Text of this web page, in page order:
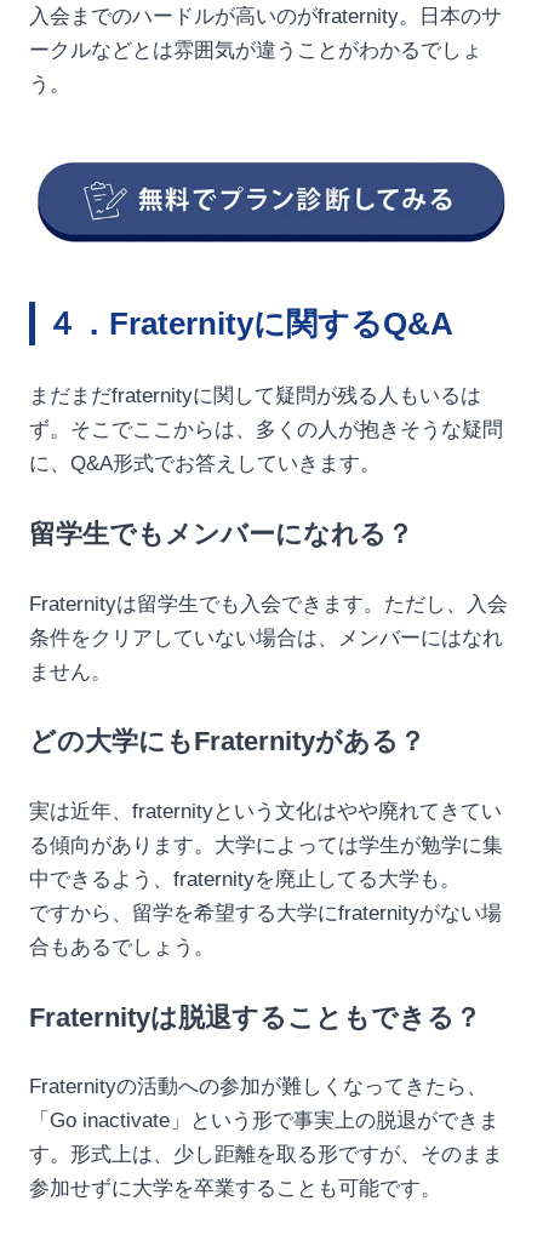
入会までのハードルが高いのがfraternity。日本のサ
ークルなどとは雰囲気が違うことがわかるでしょ
う。
４．Fraternityに関するQ&A
まだまだfraternityに関して疑問が残る人もいるは
ず。そこでここからは、多くの人が抱きそうな疑問
に、Q&A形式でお答えしていきます。
留学生でもメンバーになれる？
Fraternityは留学生でも入会できます。ただし、入会
条件をクリアしていない場合は、メンバーにはなれ
ません。
どの大学にもFraternityがある？
実は近年、fraternityという文化はやや廃れてきてい
る傾向があります。大学によっては学生が勉学に集
中できるよう、fraternityを廃止してる大学も。
ですから、留学を希望する大学にfraternityがない場
合もあるでしょう。
Fraternityは脱退することもできる？
Fraternityの活動への参加が難しくなってきたら、
「Go inactivate」という形で事実上の脱退ができま
す。形式上は、少し距離を取る形ですが、そのまま
参加せずに大学を卒業することも可能です。